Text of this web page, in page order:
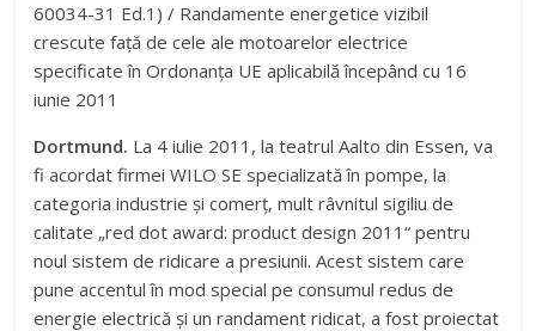
60034-31 Ed.1) / Randamente energetice vizibil
crescute față de cele ale motoarelor electrice
specificate în Ordonanța UE aplicabilă începând cu 16
iunie 2011
Dortmund. La 4 iulie 2011, la teatrul Aalto din Essen, va
fi acordat firmei WILO SE specializată în pompe, la
categoria industrie și comerț, mult râvnitul sigiliu de
calitate „red dot award: product design 2011“ pentru
noul sistem de ridicare a presiunii. Acest sistem care
pune accentul în mod special pe consumul redus de
energie electrică și un randament ridicat, a fost proiectat